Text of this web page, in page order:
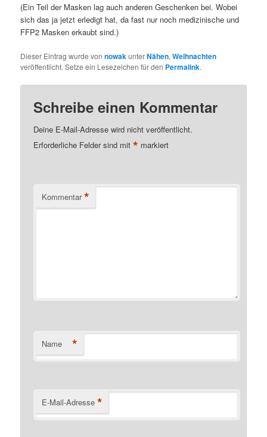
(Ein Teil der Masken lag auch anderen Geschenken bei. Wobei
sich das ja jetzt erledigt hat, da fast nur noch medizinische und
FFP2 Masken erkaubt sind.)
Dieser Eintrag wurde vonnowakunterNähen,Weihnachten
veröffentlicht. Setze ein Lesezeichen für den Permalink.
Schreibe einen Kommentar
Deine E-Mail-Adresse wird nicht veröffentlicht.
Erforderliche Felder sind mit* markiert
Kommentar *
Name *
E-Mail-Adresse *